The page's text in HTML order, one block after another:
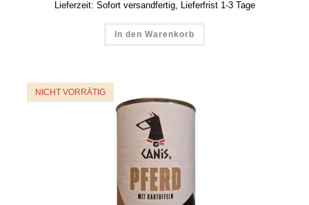
Lieferzeit: Sofort versandfertig, Lieferfrist 1-3 Tage
In den Warenkorb
NICHT VORRÄTIG